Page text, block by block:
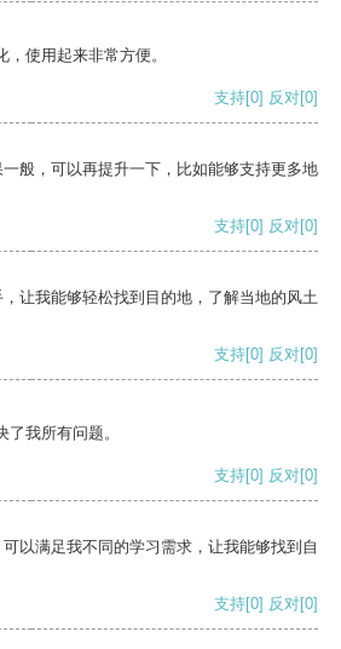
使用起来非常方便。
支持[0] 反对[0]
般，可以再提升一下，比如能够支持更多地
支持[0] 反对[0]
让我能够轻松找到目的地，了解当地的风土
支持[0] 反对[0]
我所有问题。
支持[0] 反对[0]
以满足我不同的学习需求，让我能够找到自
支持[0] 反对[0]